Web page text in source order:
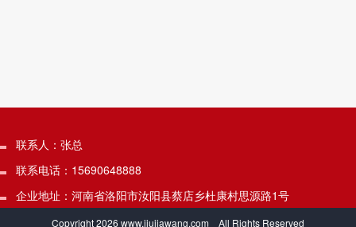
联系人：张总
联系电话：15690648888
企业地址：河南省洛阳市汝阳县蔡店乡杜康村思源路1号
Copyright2026 www.jiujiawang.com All Rights Reserved